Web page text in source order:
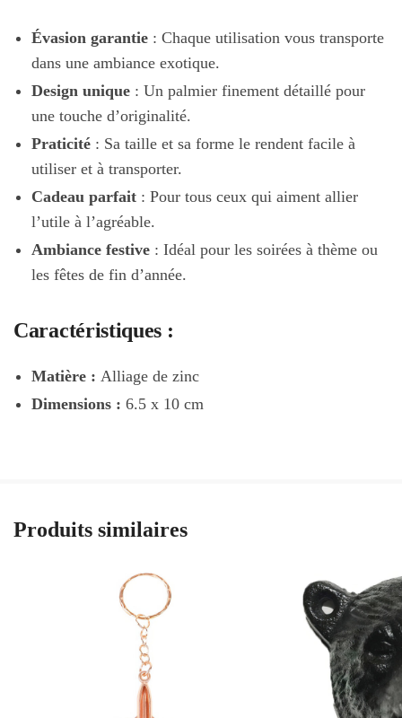
Évasion garantie : Chaque utilisation vous transporte
dans une ambiance exotique.
Design unique : Un palmier finement détaillé pour
une touche d’originalité.
Praticité : Sa taille et sa forme le rendent facile à
utiliser et à transporter.
Cadeau parfait : Pour tous ceux qui aiment allier
l’utile à l’agréable.
Ambiance festive : Idéal pour les soirées à thème ou
les fêtes de fin d’année.
Caractéristiques :
Matière : Alliage de zinc
Dimensions : 6.5 x 10 cm
Produits similaires